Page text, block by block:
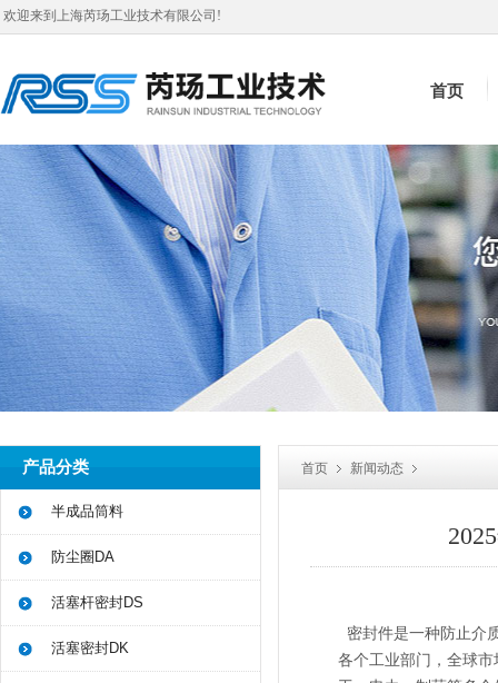
欢迎来到上海芮玚工业技术有限公司!
首页
产品分类
半成品筒料
防尘圈DA
活塞杆密封DS
活塞密封DK
首页 新闻动态
密封件是一种防止介
各个工业部门，全球